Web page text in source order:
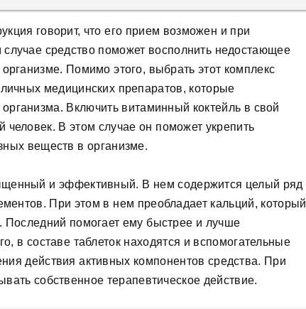
говорит, что его прием возможен и при
средство поможет восполнить недостающее
Помимо этого, выбрать этот комплекс
медицинских препаратов, которые
Включить витаминный коктейль в свой
В этом случае он поможет укрепить
веществ в организме.
и эффективный. В нем содержится целый ряд
При этом в нем преобладает кальций, который
Последний помогает ему быстрее и лучше
в составе таблеток находятся и вспомогательные
действия активных компонентов средства. При
собственное терапевтическое действие.